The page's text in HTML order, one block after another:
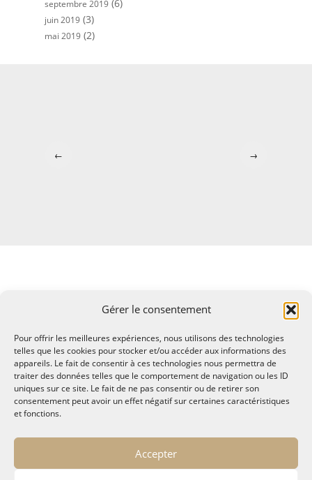
Gérer le consentement
Pour offrir les meilleures expériences, nous utilisons des technologies
telles que les cookies pour stocker et/ou accéder aux informations des
appareils. Le fait de consentir à ces technologies nous permettra de
traiter des données telles que le comportement de navigation ou les ID
uniques sur ce site. Le fait de ne pas consentir ou de retirer son
consentement peut avoir un effet négatif sur certaines caractéristiques
et fonctions.
Accepter
septembre 2019 (6)
juin 2019 (3)
mai 2019 (2)
← →
© MALTAE, Mémoire A Lire, Territoire A l'Ecoute / 1995-
2025
32, chemin Saint Lazare - Hyères 83400